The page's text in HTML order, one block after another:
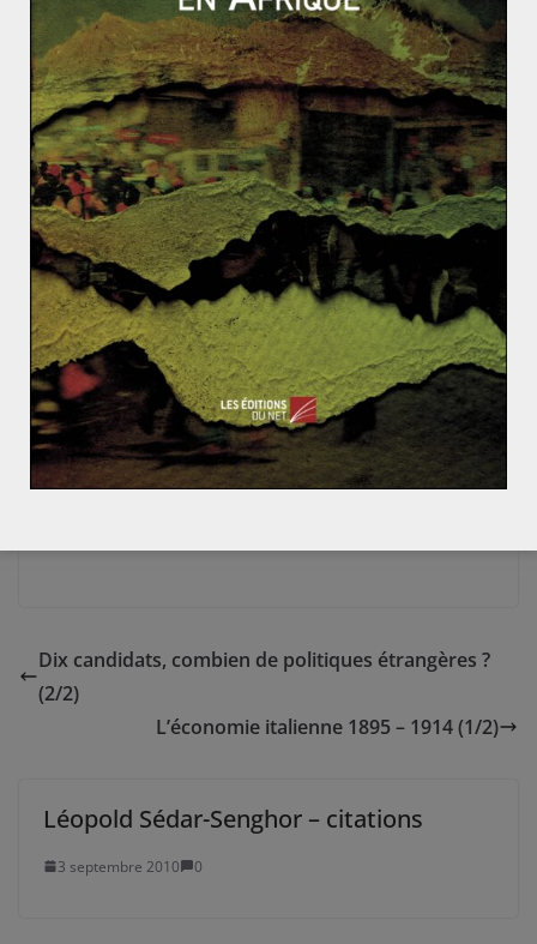
Dotée d’un budget de 1 milliard 876 millions d’euros en
2007, pour l’essentiel dédié aux dépenses militaires, et
d’un effectif d’environ 12 000 personnes, l’OTAN
s’oriente vers de nouvelles stratégies. Le déploiement
rapide d’une importante force militaire où que ce soit
dans le monde est actuellement l’un des objectifs
majeurs de l’alliance, objectif qu’elle peine à atteindre.
L’organisation est aujourd’hui toujours impliquée au
Kosovo et en Afghanistan, dans les deux cas pour
stabiliser la région mais avec des résultats
diamétralement opposés.
Récapitulatif
Organisation fondée le4 avril 1949
Alliance militairecomprenant 29 membres
Budget militaire 2017: 1,29 milliards d’euros
Dix candidats, combien de politiques étrangères ?
(2/2)
L’économie italienne 1895 – 1914 (1/2)
Léopold Sédar-Senghor – citations
3 septembre 2010 0